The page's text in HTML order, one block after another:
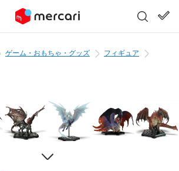
ゲーム・おもちゃ・グッズ
フィギュア